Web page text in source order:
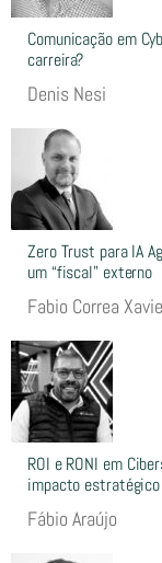
Comunicação em
carreira?
Denis Nesi
Zero Trust para IA
um “fiscal” externo
Fabio Correa
ROI e RONI em
impacto estratégico
Fábio Araújo